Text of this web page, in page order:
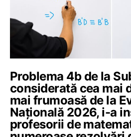
Problema 4b de la
considerată cea mai
mai frumoasă de la
Națională 2026, i-a
profesorii de